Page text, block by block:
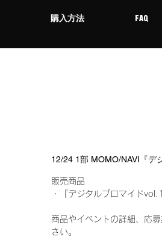
購入方法 FAQ
12/24 1部 MOMO/NAVI『デ
販売商品
・『デジタルブロマイド
商品やイベントの詳細、応
さい。